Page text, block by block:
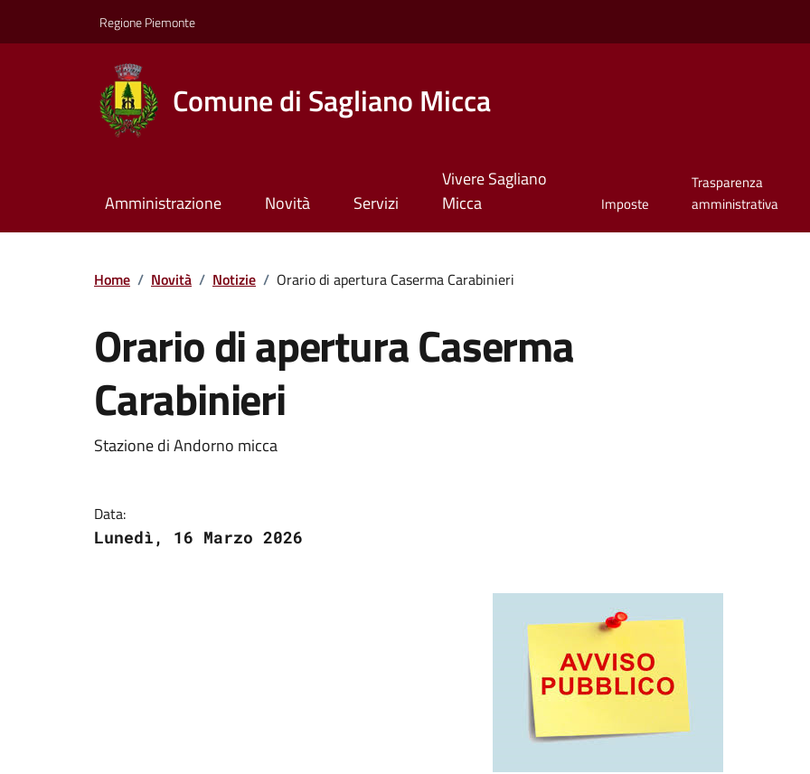
Regione Piemonte
Comune di Sagliano Micca
Amministrazione Novità Servizi
Vivere Sagliano
Micca
Imposte
Trasparenza
amministrativa
Home / Novità / Notizie / Orario di apertura Caserma Carabinieri
Orario di apertura Caserma
Carabinieri
Stazione di Andorno micca
Data:
Lunedì, 16 Marzo 2026